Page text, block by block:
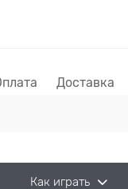
Доставка
Как играть